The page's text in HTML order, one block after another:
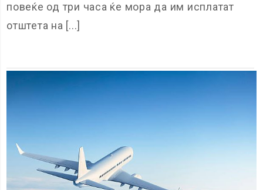
повеќе од три часа ќе мора да им исплатат
отштета на [...]